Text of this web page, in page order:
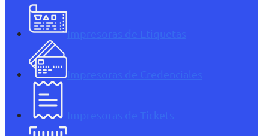
Impresoras de Etiquetas
Impresoras de Credenciales
Impresoras de Tickets